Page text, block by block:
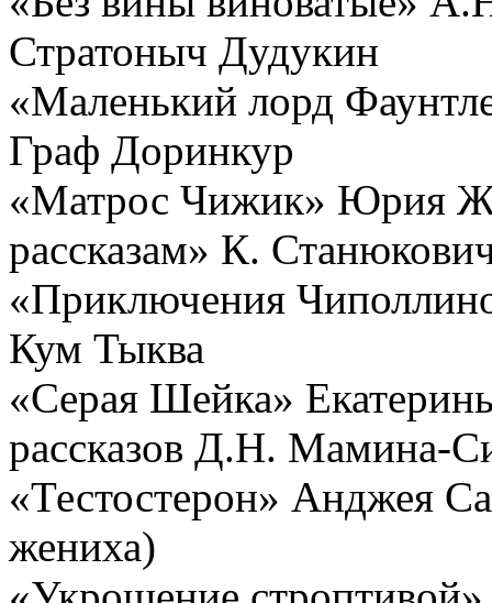
Стратоныч Дудукин
«Маленький лорд
Граф Доринкур
«Матрос Чижик» Юрия
рассказам» К.
«Приключения
Кум Тыква
«Серая Шейка»
рассказов Д.Н. Мамина-
«Тестостерон» Анджея
жениха)